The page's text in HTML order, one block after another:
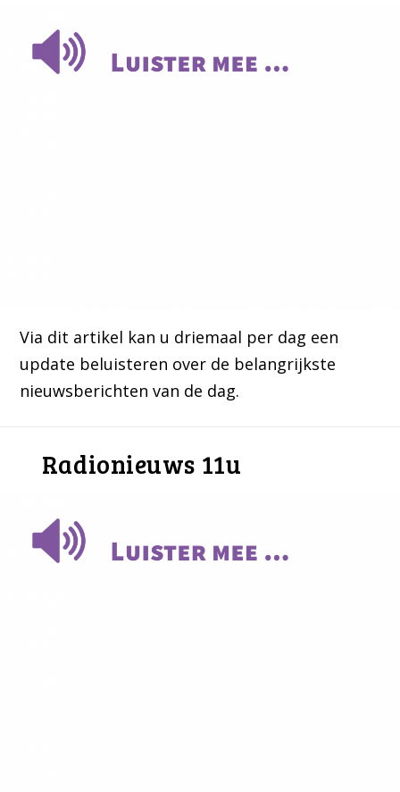
Via dit artikel kan u driemaal per dag een
update beluisteren over de belangrijkste
nieuwsberichten van de dag.
Radionieuws 11u